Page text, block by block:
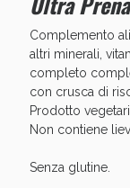
Complemento
altri minerali,
completo
con crusca di
Prodotto
Non contiene
Senza glutine.